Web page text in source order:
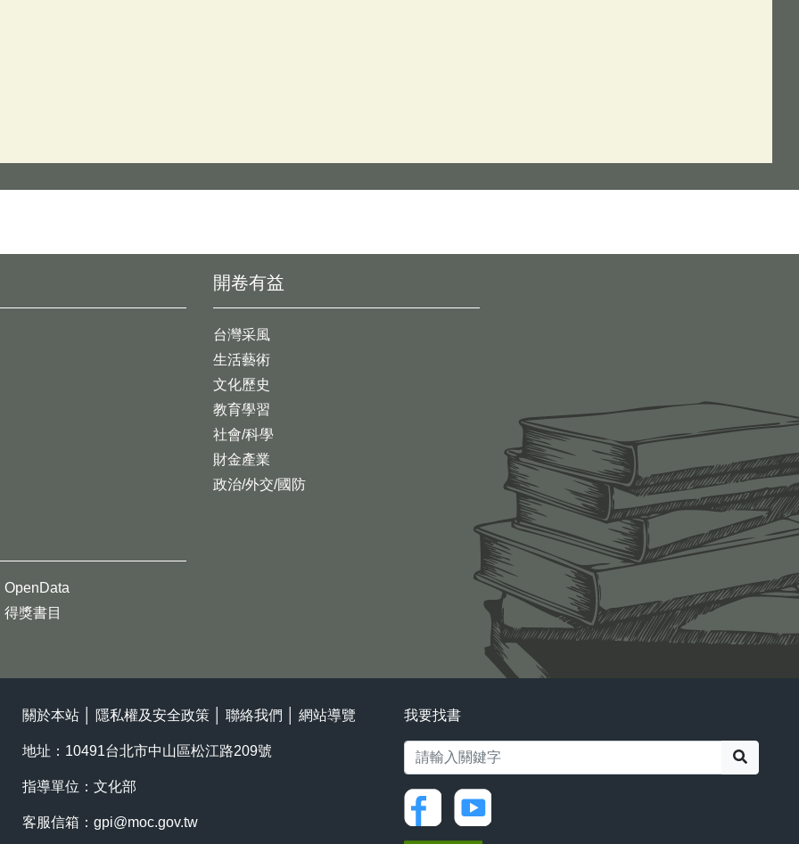
開卷有益
台灣采風
生活藝術
文化歷史
教育學習
社會/科學
財金產業
政治/外交/國防
OpenData
得獎書目
關於本站 隱私權及安全政策 聯絡我們 網站導覽
地址：10491台北市中山區松江路209號
指導單位：文化部
客服信箱： gpi@moc.gov.tw
我要找書